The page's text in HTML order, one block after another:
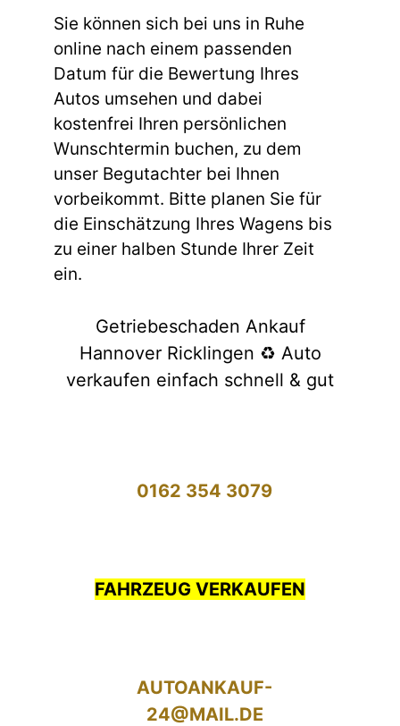
Sie können sich bei uns in Ruhe
online nach einem passenden
Datum für die Bewertung Ihres
Autos umsehen und dabei
kostenfrei Ihren persönlichen
Wunschtermin buchen, zu dem
unser Begutachter bei Ihnen
vorbeikommt. Bitte planen Sie für
die Einschätzung Ihres Wagens bis
zu einer halben Stunde Ihrer Zeit
ein.
Getriebeschaden Ankauf
Hannover Ricklingen ♻️ Auto
verkaufen einfach schnell & gut
0162 354 3079
FAHRZEUG VERKAUFEN
AUTOANKAUF-
24@MAIL.DE